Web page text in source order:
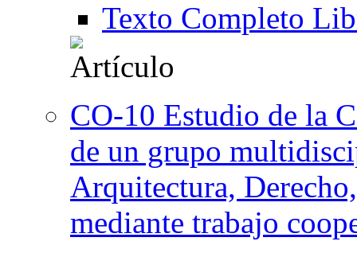
Texto Completo
CO-10 Estudio de la
de un grupo
Arquitectura,
mediante trabajo